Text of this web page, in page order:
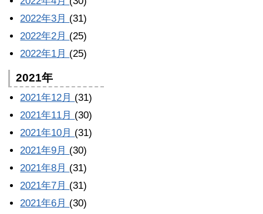
2022年3月 (31)
2022年2月 (25)
2022年1月 (25)
2021年
2021年12月 (31)
2021年11月 (30)
2021年10月 (31)
2021年9月 (30)
2021年8月 (31)
2021年7月 (31)
2021年6月 (30)